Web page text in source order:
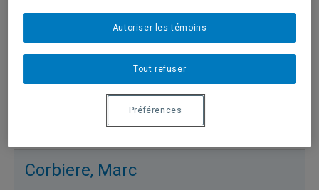
Carpentier, Joëlle
carpentier.joelle@uqam.ca
Psychologie du travail
Corbiere, Marc
Tout refuser
Autoriser les témoins
Préférences